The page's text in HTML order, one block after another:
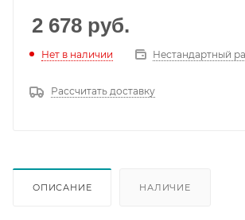
2 678 руб.
Нет в наличии Нестандартный
Рассчитать доставку
ОПИСАНИЕ НАЛИЧИЕ